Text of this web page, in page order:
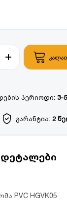
პერიოდი: 3-
გარანტია: 2
PVC HGVK05